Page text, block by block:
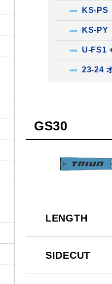
KS-PS
KS-PY
U-FS1
23-24
GS30
LENGTH
SIDECUT